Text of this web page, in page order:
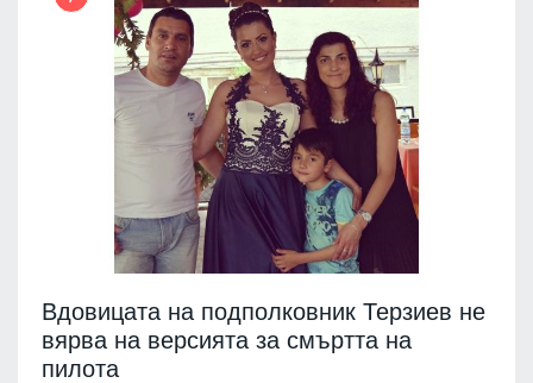
Вдовицата на подполковник Терзиев не
вярва на версията за смъртта на
пилота